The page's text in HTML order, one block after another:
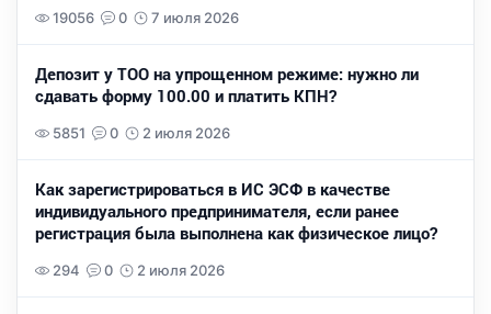
19056 0 7 июля 2026
Депозит у ТОО на упрощенном режиме: нужно ли
сдавать форму 100.00 и платить КПН?
5851 0 2 июля 2026
Как зарегистрироваться в ИС ЭСФ в качестве
индивидуального предпринимателя, если ранее
регистрация была выполнена как физическое лицо?
294 0 2 июля 2026